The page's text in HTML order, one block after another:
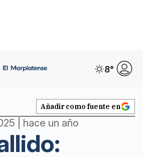
8°
Añadir como fuente en
| hace un año